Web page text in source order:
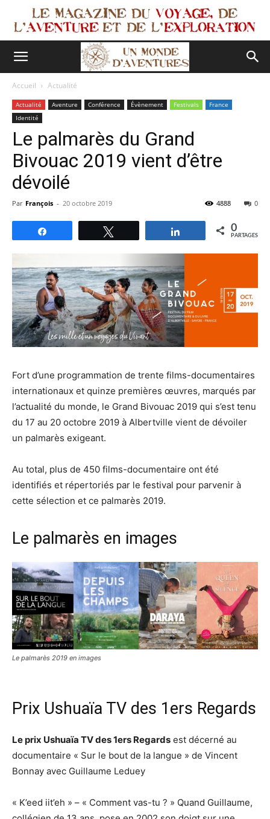
Accueil Actualité
Actualité Aventure Conférence Évènement Festivals
France
Identité
Le palmarès du Grand
Bivouac 2019 vient d’être
dévoilé
Par François - 20 octobre 2019 0
4888
Partagez 0
PARTAGES
Fort d’une programmation de trente films-documentaires
internationaux et quinze premières œuvres, marqués par
l’actualité du monde, le Grand Bivouac 2019 qui s’est tenu
du 17 au 20 octobre 2019 à Albertville vient de dévoiler
un palmarès exigeant.
Au total, plus de 450 films-documentaire ont été
identifiés et répertoriés par le festival pour parvenir à
cette sélection et ce palmarès 2019.
Le palmarès en images
Le palmarès 2019 en images
Prix Ushuaïa TV des 1ers Regards
Le prix Ushuaïa TV des 1ers Regards est décerné au
documentaire « Sur le bout de la langue » de Vincent
Bonnay avec Guillaume Leduey
« K’eed iit’eh » – « Comment vas-tu ? » Quand Guillaume,